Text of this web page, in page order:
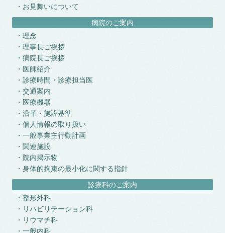
お見舞いについて
病院のご案内
理念
理事長ご挨拶
病院長ご挨拶
医師紹介
診療時間・診療担当医
交通案内
医療機器
沿革・施設基準
個人情報の取り扱い
一般事業主行動計画
関連施設
院内掲示物
身体的拘束の最小化に関する指針
診療科のご案内
整形外科
リハビリテーション科
リウマチ科
一般内科